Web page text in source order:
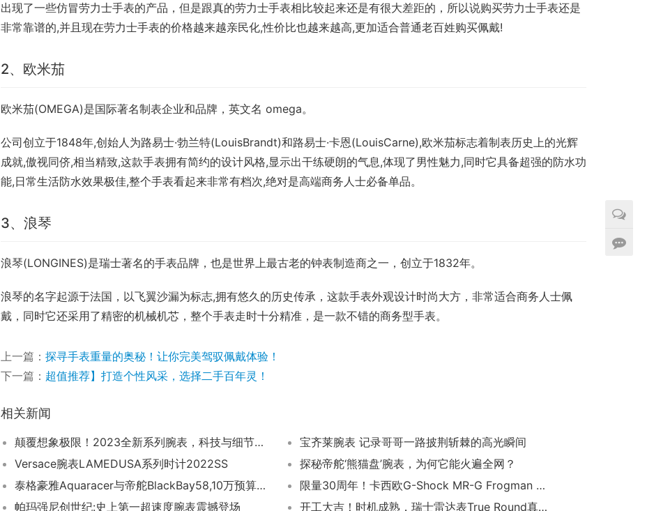
出现了一些仿冒劳力士手表的产品，但是跟真的劳力士手表相比较起来还是有很大差距的，所以说购买劳力士手表还是
非常靠谱的,并且现在劳力士手表的价格越来越亲民化,性价比也越来越高,更加适合普通老百姓购买佩戴!
2、欧米茄
欧米茄(OMEGA)是国际著名制表企业和品牌，英文名 omega。
公司创立于1848年,创始人为路易士·勃兰特(LouisBrandt)和路易士·卡恩(LouisCarne),欧米茄标志着制表历史上的光辉
成就,傲视同侪,相当精致,这款手表拥有简约的设计风格,显示出干练硬朗的气息,体现了男性魅力,同时它具备超强的防水功
能,日常生活防水效果极佳,整个手表看起来非常有档次,绝对是高端商务人士必备单品。
3、浪琴
浪琴(LONGINES)是瑞士著名的手表品牌，也是世界上最古老的钟表制造商之一，创立于1832年。
浪琴的名字起源于法国，以飞翼沙漏为标志,拥有悠久的历史传承，这款手表外观设计时尚大方，非常适合商务人士佩
戴，同时它还采用了精密的机械机芯，整个手表走时十分精准，是一款不错的商务型手表。
上一篇： 探寻手表重量的奥秘！让你完美驾驭佩戴体验！
下一篇： 超值推荐】打造个性风采，选择二手百年灵！
相关新闻
颠覆想象极限！2023全新系列腕表，科技与细节完美交融
宝齐莱腕表 记录哥哥一路披荆斩棘的高光瞬间
Versace腕表LAMEDUSA系列时计2022SS
探秘帝舵‘熊猫盘’腕表，为何它能火遍全网？
泰格豪雅Aquaracer与帝舵BlackBay58,10万预算买两地时间潜水表该选谁？
限量30周年！卡西欧G-Shock MR-G Frogman MRGBF1000E1A手表，独家专享
帕玛强尼创世纪:史上第一超速度腕表震撼登场
开工大吉！时机成熟，瑞士雷达表True Round真系列芯运腕表火爆上市